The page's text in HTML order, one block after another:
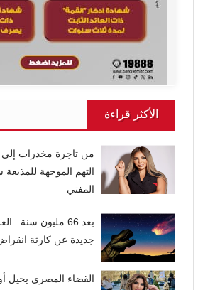
الأكثر قراءة
من تاجرة مخدرات
التهم الموجهة
المفتي
بعد 66 مليون
جديدة عن كارثة
القضاء المصري يحيل